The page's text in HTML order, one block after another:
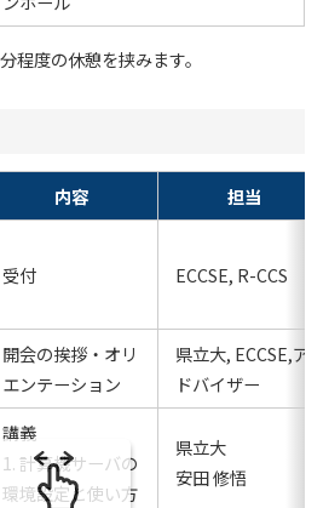
度の休憩を挟みます。
内容 担当
受付 ECCSE, R-CCS
開会の挨拶・オリ
エンテーション
県立大, ECCSE,ア
ドバイザー
講義
1. 計算機サーバの
環境設定と使い方
県立大
安田 修悟